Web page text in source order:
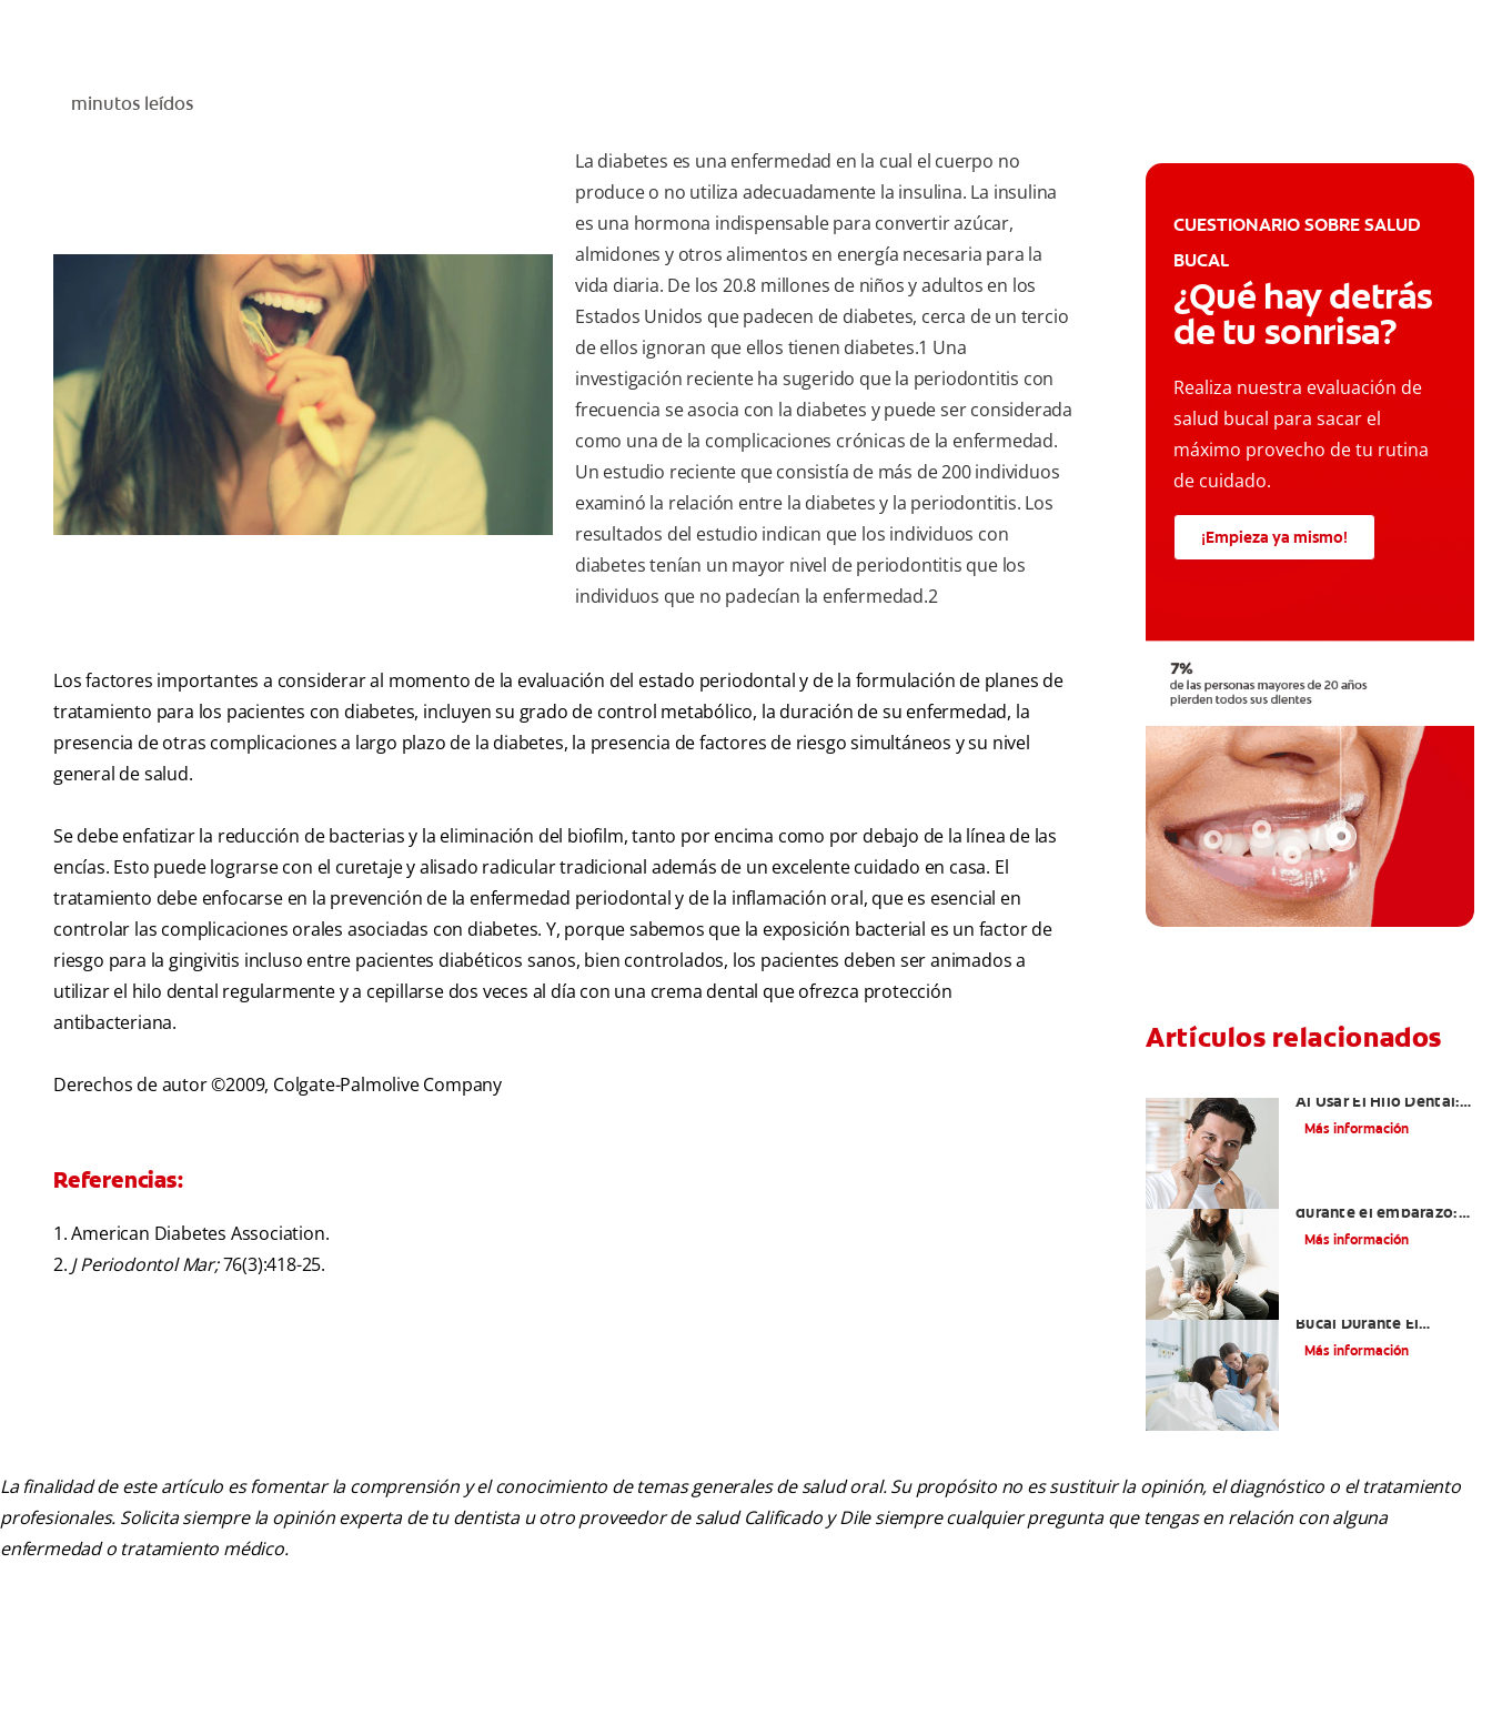
minutos leídos
La diabetes es una enfermedad en la cual el cuerpo no
produce o no utiliza adecuadamente la insulina. La insulina
es una hormona indispensable para convertir azúcar,
almidones y otros alimentos en energía necesaria para la
vida diaria. De los 20.8 millones de niños y adultos en los
Estados Unidos que padecen de diabetes, cerca de un tercio
de ellos ignoran que ellos tienen diabetes.1 Una
investigación reciente ha sugerido que la periodontitis con
frecuencia se asocia con la diabetes y puede ser considerada
como una de la complicaciones crónicas de la enfermedad.
Un estudio reciente que consistía de más de 200 individuos
examinó la relación entre la diabetes y la periodontitis. Los
resultados del estudio indican que los individuos con
diabetes tenían un mayor nivel de periodontitis que los
individuos que no padecían la enfermedad.2
Los factores importantes a considerar al momento de la evaluación del estado periodontal y de la formulación de planes de
tratamiento para los pacientes con diabetes, incluyen su grado de control metabólico, la duración de su enfermedad, la
presencia de otras complicaciones a largo plazo de la diabetes, la presencia de factores de riesgo simultáneos y su nivel
general de salud.
Se debe enfatizar la reducción de bacterias y la eliminación del biofilm, tanto por encima como por debajo de la línea de las
encías. Esto puede lograrse con el curetaje y alisado radicular tradicional además de un excelente cuidado en casa. El
tratamiento debe enfocarse en la prevención de la enfermedad periodontal y de la inflamación oral, que es esencial en
controlar las complicaciones orales asociadas con diabetes. Y, porque sabemos que la exposición bacterial es un factor de
riesgo para la gingivitis incluso entre pacientes diabéticos sanos, bien controlados, los pacientes deben ser animados a
utilizar el hilo dental regularmente y a cepillarse dos veces al día con una crema dental que ofrezca protección
antibacteriana.
Derechos de autor ©2009, Colgate-Palmolive Company
Referencias:
1. American Diabetes Association.
2. J Periodontol Mar;76(3):418-25.
CUESTIONARIO SOBRE SALUD
BUCAL
¿Qué hay detrás
de tu sonrisa?
Realiza nuestra evaluación de
salud bucal para sacar el
máximo provecho de tu rutina
de cuidado.
¡Empieza ya mismo!
Artículos relacionados
Al Usar El Hilo Dental:
¿Debe Llamar A Su
Más información
durante el embarazo:
qué esperar y cómo
Más información
Bucal Durante El
Embarazo
Más información
La finalidad de este artículo es fomentar la comprensión y el conocimiento de temas generales de salud oral. Su propósito no es sustituir la opinión, el diagnóstico o el tratamiento
profesionales. Solicita siempre la opinión experta de tu dentista u otro proveedor de salud Calificado y Dile siempre cualquier pregunta que tengas en relación con alguna
enfermedad o tratamiento médico.